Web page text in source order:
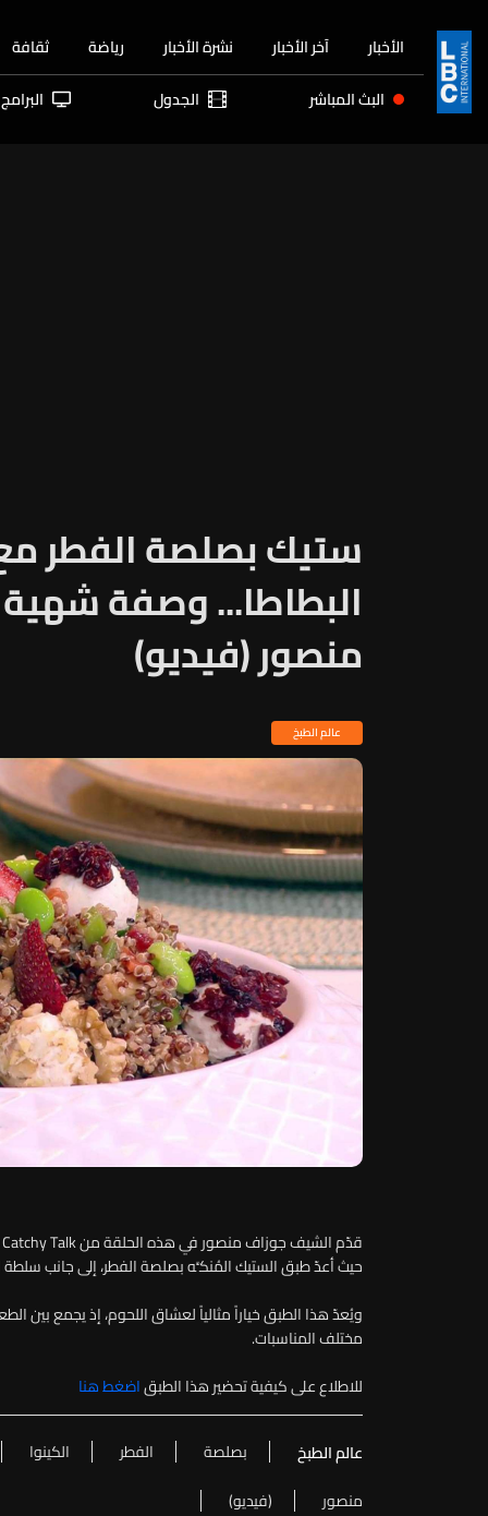
الأخبار آخر الأخبار نشرة الأخبار رياضة ثقافة
البث المباشر الجدول البرامج
ستيك بصلصة الفطر
البطاطا... وصفة
منصور (فيديو)
عالم الطبخ
حيث أعدّ طبق الستيك المُنكَّه بصلصة الفطر، إلى جانب سلطة
ويُعدّ هذا الطبق خياراً مثالياً لعشاق اللحوم، إذ يجمع بين
مختلف المناسبات.
للاطلاع على كيفية تحضير هذا الطبقاضغط هنا
عالم الطبخ بصلصة الفطر الكينوا
منصور
(فيديو)